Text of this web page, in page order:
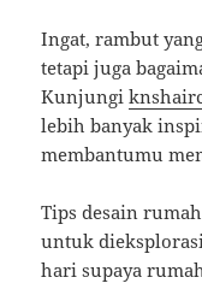
Ingat, rambut
tetapi juga
Kunjungi
lebih banyak
membantumu
Tips desain
untuk
hari supaya